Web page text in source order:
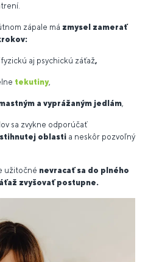
zápale má zmysel zamerať
aj psychickú záťaž,
tekutiny,
a vyprážaným jedlám,
sa zvykne odporúčať
oblasti a neskôr pozvoľný
užitočné nevracať sa do plného
zvyšovať postupne.